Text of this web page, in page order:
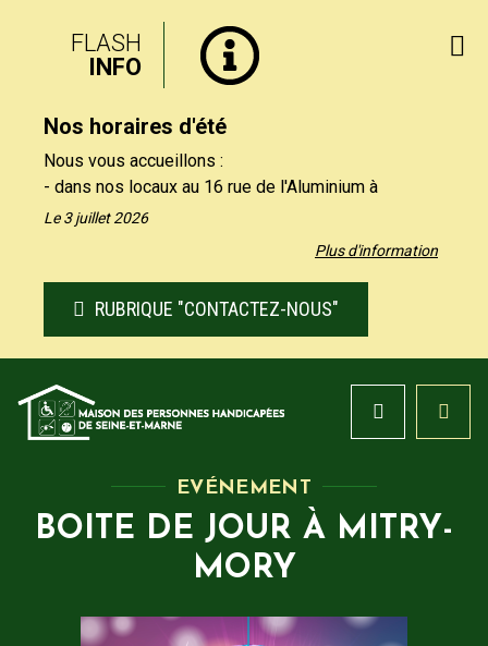
FLASH
INFO
Nos horaires d'été
Plus d'information
Nous vous accueillons :
- dans nos locaux au 16 rue de l'Aluminium à
Savigny-le-Temple uniquement le matin, du lundi au
- par téléphone au 01 64 19 11 40 uniquement
vendredi de 13h30 à 16h.
disposition sur notre site, rubrique "Contactez-nous".
Le 3 juillet 2026
RUBRIQUE "CONTACTEZ-NOUS"
EVÉNEMENT
BOITE DE JOUR À MITRY-
MORY